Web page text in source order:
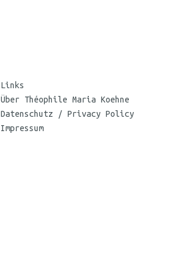
Links
Über Théophile Maria Koehne
Datenschutz / Privacy Policy
Impressum